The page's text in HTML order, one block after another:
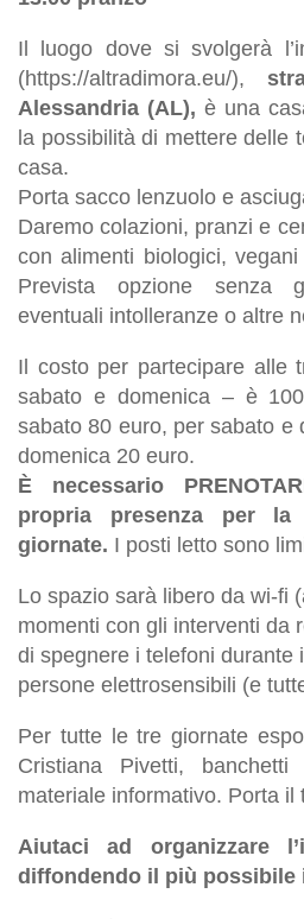
Il luogo dove si svolgerà
(https://altradimora.eu/),
Alessandria (AL), è una
la possibilità di mettere delle
casa.
Porta sacco lenzuolo e
Daremo colazioni, pranzi e
con alimenti biologici,
Prevista opzione senza
eventuali intolleranze o altre
Il costo per partecipare alle
sabato e domenica – è
sabato 80 euro, per sabato e
domenica 20 euro.
È necessario
propria presenza per la
giornate. I posti letto sono
Lo spazio sarà libero da wi-fi
momenti con gli interventi da
di spegnere i telefoni durante
persone elettrosensibili (e
Per tutte le tre giornate
Cristiana Pivetti,
materiale informativo. Porta il
Aiutaci ad organizzare
diffondendo il più possibile